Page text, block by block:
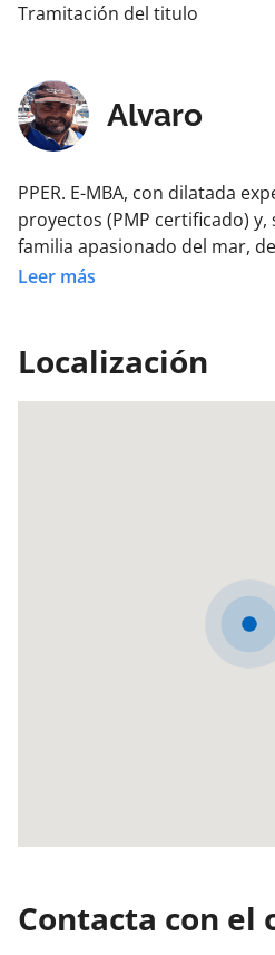
Tramitación del titulo
Alvaro
PPER. E-MBA, con dilatada
proyectos (PMP certificado)
familia apasionado del mar,
Asturias. Con una natural
“coste” a “valor”.
Leer más
Localización
Contacta con el